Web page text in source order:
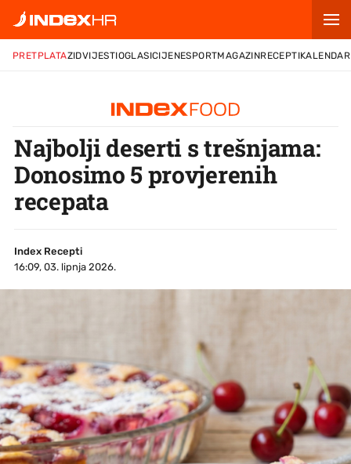
PRETPLATAZIDVIJESTIOGLASICIJENESPORTMAGAZINRECEPTIKALENDAR
Najbolji deserti s trešnjama:
Donosimo 5 provjerenih
recepata
Index Recepti
16:09, 03. lipnja 2026.